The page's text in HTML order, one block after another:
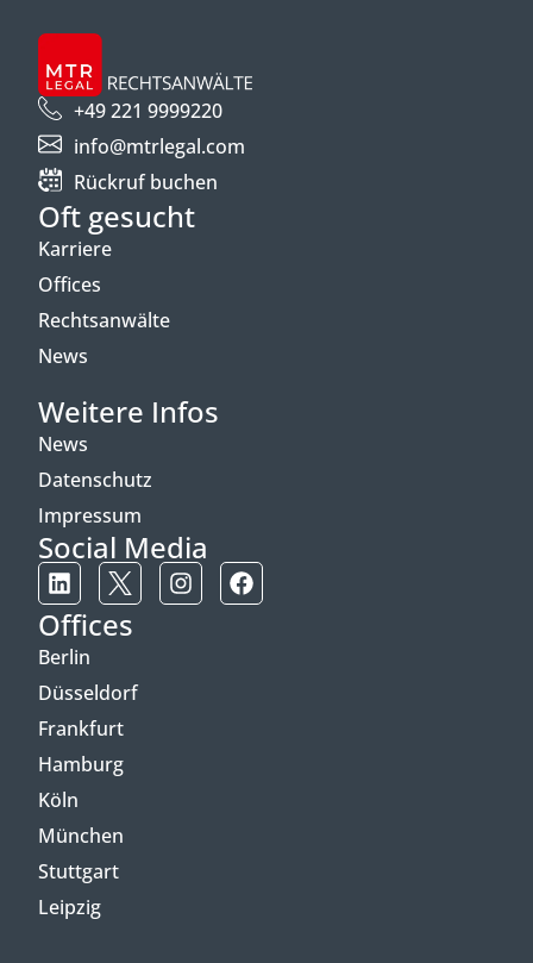
+49 221 9999220
info@mtrlegal.com
Rückruf buchen
Oft gesucht
Karriere
Offices
Rechtsanwälte
News
Weitere Infos
News
Datenschutz
Impressum
Social Media
Offices
Berlin
Düsseldorf
Frankfurt
Hamburg
Köln
München
Stuttgart
Leipzig